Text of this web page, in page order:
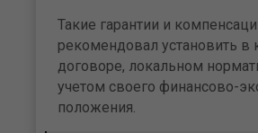
Такие гарантии и
рекомендовал установить
договоре, локальном
учетом своего финансово-
положения.